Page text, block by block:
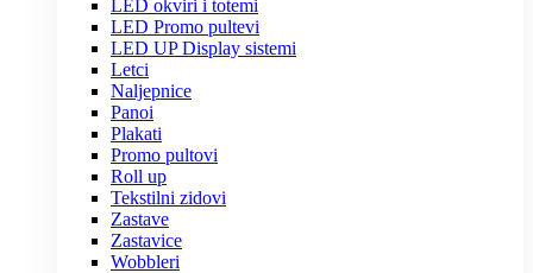
LED okviri i totemi
LED Promo pultevi
LED UP Display sistemi
Letci
Naljepnice
Panoi
Plakati
Promo pultovi
Roll up
Tekstilni zidovi
Zastave
Zastavice
Wobbleri